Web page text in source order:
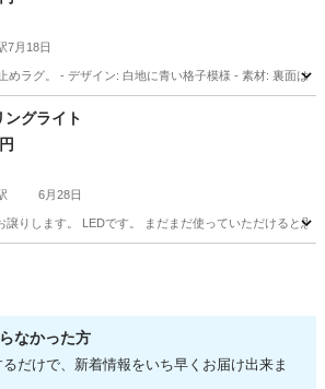
7月18日
めラグ。 - デザイン: 白地に青い格子模様 - 素材: 裏面は
駅 家具
ングライト
6月28日
譲りします。 LEDです。 まだまだ使っていただけると
なかった方
だけで、新着情報をいち早くお届け出来ま